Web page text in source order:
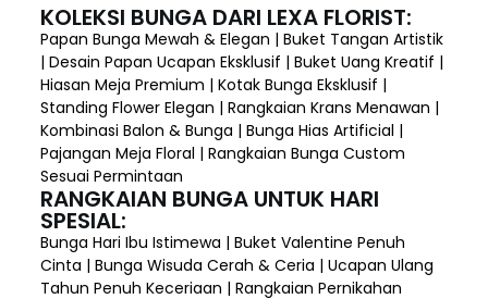
KOLEKSI BUNGA DARI LEXA FLORIST:
Papan Bunga Mewah & Elegan | Buket Tangan Artistik
| Desain Papan Ucapan Eksklusif | Buket Uang Kreatif |
Hiasan Meja Premium | Kotak Bunga Eksklusif |
Standing Flower Elegan | Rangkaian Krans Menawan |
Kombinasi Balon & Bunga | Bunga Hias Artificial |
Pajangan Meja Floral | Rangkaian Bunga Custom
Sesuai Permintaan
RANGKAIAN BUNGA UNTUK HARI
SPESIAL:
Bunga Hari Ibu Istimewa | Buket Valentine Penuh
Cinta | Bunga Wisuda Cerah & Ceria | Ucapan Ulang
Tahun Penuh Keceriaan | Rangkaian Pernikahan